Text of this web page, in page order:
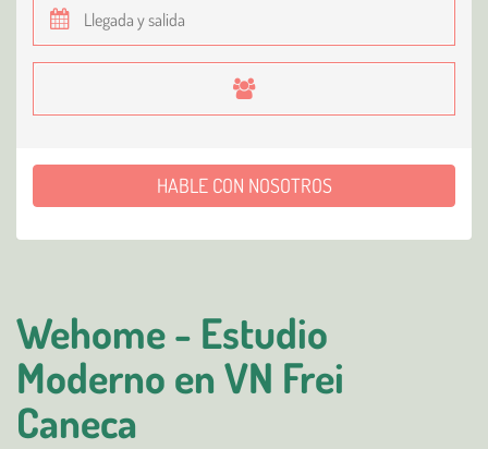
Wehome - Estudio
Moderno en VN Frei
Caneca
HABLE CON NOSOTROS